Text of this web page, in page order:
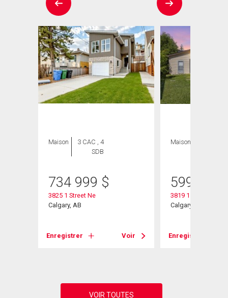
Maison
3 CAC , 4
SDB
734 999 $
3825 1 Street Ne
Calgary, AB
Enregistrer Voir
Maison
599 900
3819 1 Street Ne
Calgary, AB
Enregistrer